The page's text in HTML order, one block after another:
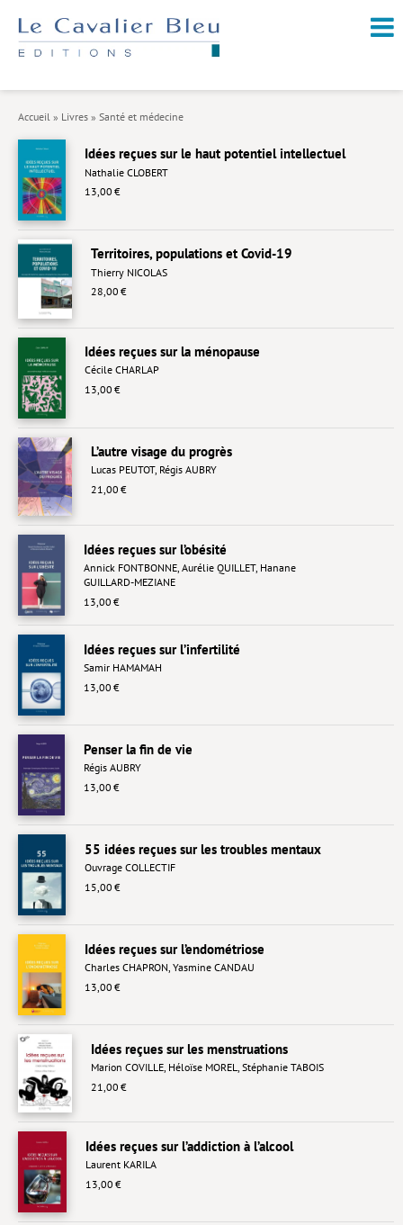
Arts et culture
Histoire
Santé et médecine
Index général des titres
Comment je suis devenu
Espèces
MiMed
Actes de colloque
AUTEURS
Accueil » Livres » Santé et médecine
Idées reçues sur le haut potentiel intellectuel
Nathalie CLOBERT
13,00 €
Territoires, populations et Covid-19
Thierry NICOLAS
28,00 €
Idées reçues sur la ménopause
Cécile CHARLAP
13,00 €
L’autre visage du progrès
Lucas PEUTOT, Régis AUBRY
21,00 €
Idées reçues sur l’obésité
Annick FONTBONNE,Aurélie QUILLET, Hanane
GUILLARD-MEZIANE
13,00 €
Idées reçues sur l’infertilité
Samir HAMAMAH
13,00 €
Penser la fin de vie
Régis AUBRY
13,00 €
55 idées reçues sur les troubles mentaux
Ouvrage COLLECTIF
15,00 €
Idées reçues sur l’endométriose
Charles CHAPRON, Yasmine CANDAU
13,00 €
Idées reçues sur les menstruations
Marion COVILLE, Héloïse MOREL, Stéphanie TABOIS
21,00 €
Idées reçues sur l’addiction à l’alcool
Laurent KARILA
13,00 €